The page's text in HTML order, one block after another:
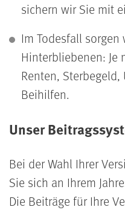
sichern wir Sie mit
Im Todesfall sorgen
Hinterbliebenen: Je
Renten,
Beihilfen.
Unser
Bei der Wahl Ihrer
Sie sich an Ihrem
Die Beiträge für Ihre